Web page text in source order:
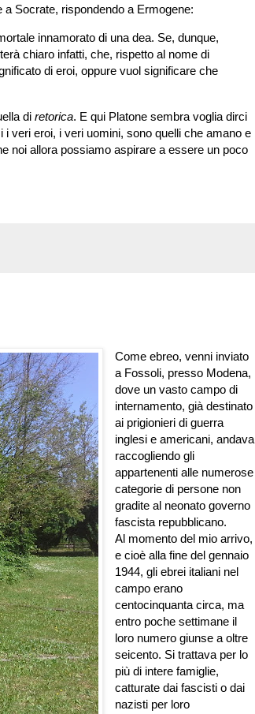
Socrate, rispondendo a Ermogene:
innamorato di una dea. Se, dunque,
chiaro infatti, che, rispetto al nome di
di eroi, oppure vuol significare che
di retorica. E qui Platone sembra voglia dirci
veri eroi, i veri uomini, sono quelli che amano e
noi allora possiamo aspirare a essere un poco
Come ebreo, venni inviato
a Fossoli, presso Modena,
dove un vasto campo di
internamento, già destinato
ai prigionieri di guerra
inglesi e americani, andava
raccogliendo gli
appartenenti alle numerose
categorie di persone non
gradite al neonato governo
fascista repubblicano.
Al momento del mio arrivo,
e cioè alla fine del gennaio
1944, gli ebrei italiani nel
campo erano
centocinquanta circa, ma
entro poche settimane il
loro numero giunse a oltre
seicento. Si trattava per lo
più di intere famiglie,
catturate dai fascisti o dai
nazisti per loro